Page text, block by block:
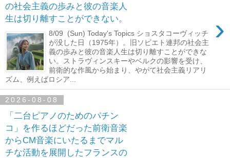
の社会主義の歩みと彼の音楽人
生は切り離すことができない。
›
8/09 (Sun) Today's Topics ショスタコーヴィッチ
が没した日（1975年）。旧ソビエト連邦の社会主
義の歩みと彼の音楽人生は切り離すことができな
い。ストラヴィンスキーやベルクの影響を受け、
前衛的な作風から始まり、やがて社会主義リアリ
ズム、例えばロシア...
2026-08-08
「二台ピアノのためのパチン
コ」を作るほどだった前衛音楽
からCM音楽にいたるまでマル
チな活動を展開したフランスの